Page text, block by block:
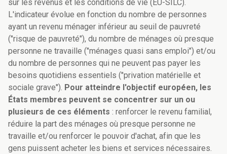
sur les revenus et les conditions de vie (EU-SILC).
L'indicateur évolue en fonction du nombre de personnes
ayant un revenu ménager inférieur au seuil de pauvreté
("risque de pauvreté"), du nombre de ménages où presque
personne ne travaille ("ménages quasi sans emploi") et/ou
du nombre de personnes qui ne peuvent pas payer les
besoins quotidiens essentiels ("privation matérielle et
sociale grave"). Pour atteindre l'objectif européen, les
États membres peuvent se concentrer sur un ou
plusieurs de ces éléments : renforcer le revenu familial,
réduire la part des ménages où presque personne ne
travaille et/ou renforcer le pouvoir d'achat, afin que les
gens puissent acheter les biens et services nécessaires.